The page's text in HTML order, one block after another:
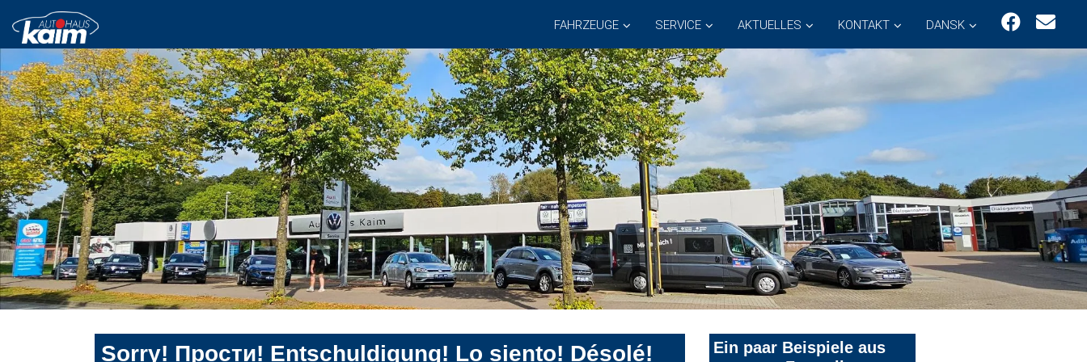
FAHRZEUGE SERVICE AKTUELLES KONTAKT DANSK
Sorry! Прости! Entschuldigung! Lo siento! Désolé!
Ein paar Beispiele aus